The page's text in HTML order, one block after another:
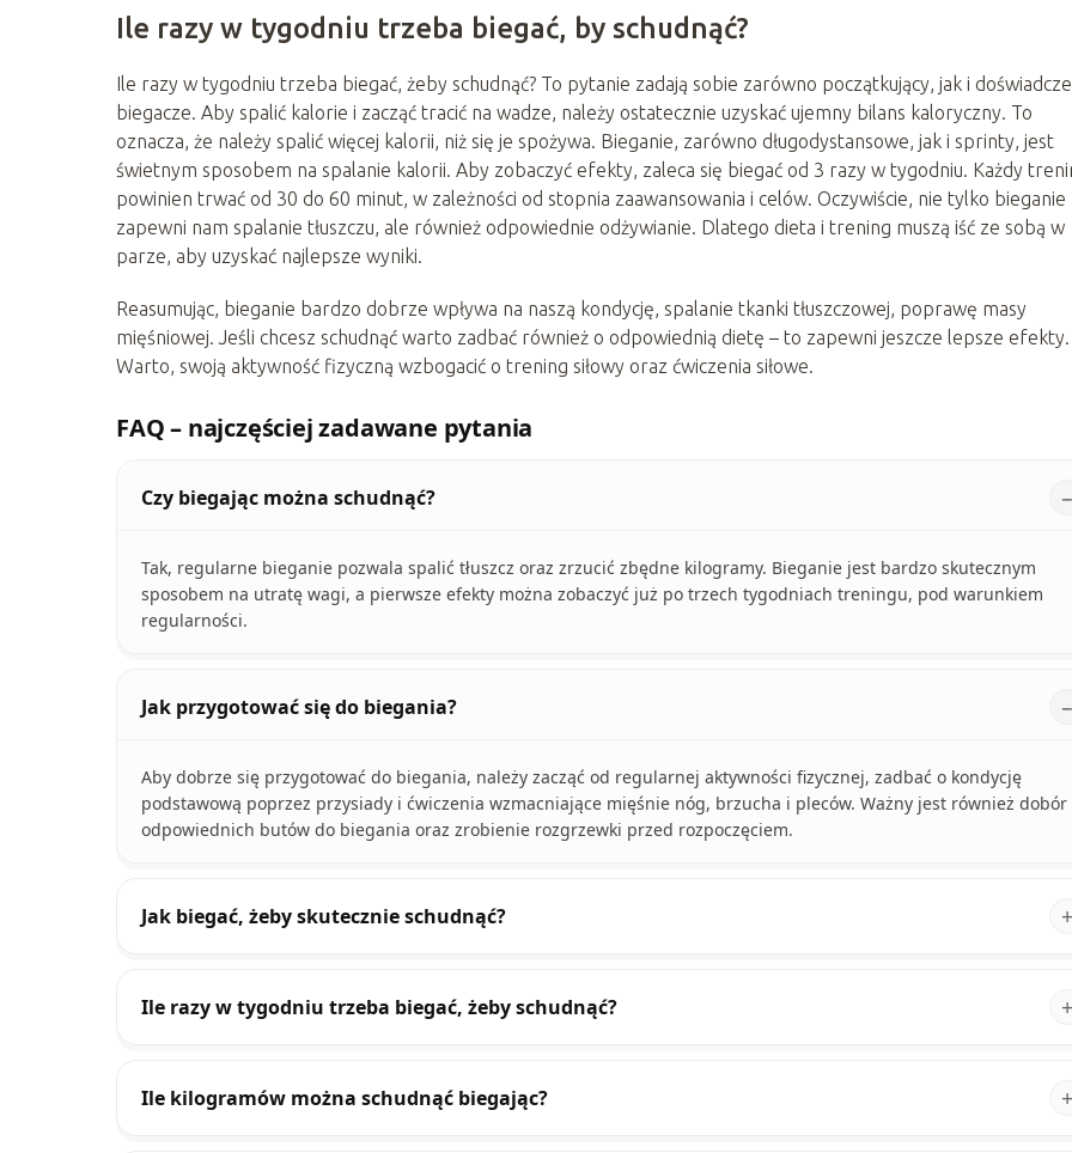
Ile razy w tygodniu trzeba biegać, by schudnąć?
Ile razy w tygodniu trzeba biegać, żeby schudnąć? To pytanie zadają sobie zarówno początkujący, jak i
biegacze. Aby spalić kalorie i zacząć tracić na wadze, należy ostatecznie uzyskać ujemny bilans kaloryczny. To
oznacza, że należy spalić więcej kalorii, niż się je spożywa. Bieganie, zarówno długodystansowe, jak i sprinty, jest
świetnym sposobem na spalanie kalorii. Aby zobaczyć efekty, zaleca się biegać od 3 razy w tygodniu. Każdy
powinien trwać od 30 do 60 minut, w zależności od stopnia zaawansowania i celów. Oczywiście, nie tylko bieganie
zapewni nam spalanie tłuszczu, ale również odpowiednie odżywianie. Dlatego dieta i trening muszą iść ze sobą w
parze, aby uzyskać najlepsze wyniki.
Reasumując, bieganie bardzo dobrze wpływa na naszą kondycję, spalanie tkanki tłuszczowej, poprawę masy
mięśniowej. Jeśli chcesz schudnąć warto zadbać również o odpowiednią dietę – to zapewni jeszcze lepsze efekty.
Warto, swoją aktywność fizyczną wzbogacić o trening siłowy oraz ćwiczenia siłowe.
FAQ – najczęściej zadawane pytania
Czy biegając można schudnąć?
Tak, regularne bieganie pozwala spalić tłuszcz oraz zrzucić zbędne kilogramy. Bieganie jest bardzo skutecznym
sposobem na utratę wagi, a pierwsze efekty można zobaczyć już po trzech tygodniach treningu, pod warunkiem
regularności.
Jak przygotować się do biegania?
Aby dobrze się przygotować do biegania, należy zacząć od regularnej aktywności fizycznej, zadbać o kondycję
podstawową poprzez przysiady i ćwiczenia wzmacniające mięśnie nóg, brzucha i pleców. Ważny jest również dobór
odpowiednich butów do biegania oraz zrobienie rozgrzewki przed rozpoczęciem.
Jak biegać, żeby skutecznie schudnąć?
Ile razy w tygodniu trzeba biegać, żeby schudnąć?
Ile kilogramów można schudnąć biegając?